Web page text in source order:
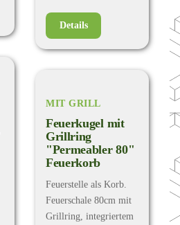
Details
MIT GRILL
Feuerkugel mit
Grillring
"Permeabler 80"
Feuerkorb
Feuerstelle als Korb.
Feuerschale 80cm mit
Grillring, integriertem